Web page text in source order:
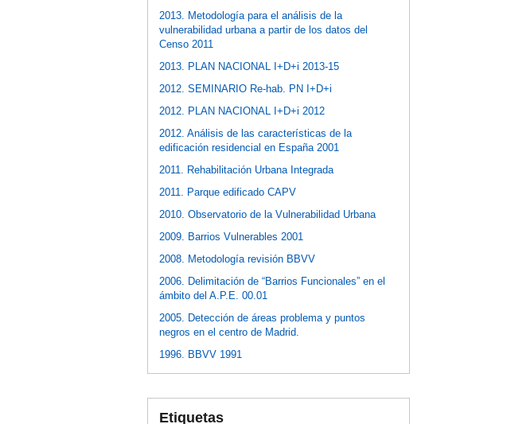
2013. Metodología para el análisis de la
vulnerabilidad urbana a partir de los datos del
Censo 2011
2013. PLAN NACIONAL I+D+i 2013-15
2012. SEMINARIO Re-hab. PN I+D+i
2012. PLAN NACIONAL I+D+i 2012
2012. Análisis de las características de la
edificación residencial en España 2001
2011. Rehabilitación Urbana Integrada
2011. Parque edificado CAPV
2010. Observatorio de la Vulnerabilidad Urbana
2009. Barrios Vulnerables 2001
2008. Metodología revisión BBVV
2006. Delimitación de “Barrios Funcionales” en el
ámbito del A.P.E. 00.01
2005. Detección de áreas problema y puntos
negros en el centro de Madrid.
1996. BBVV 1991
Etiquetas